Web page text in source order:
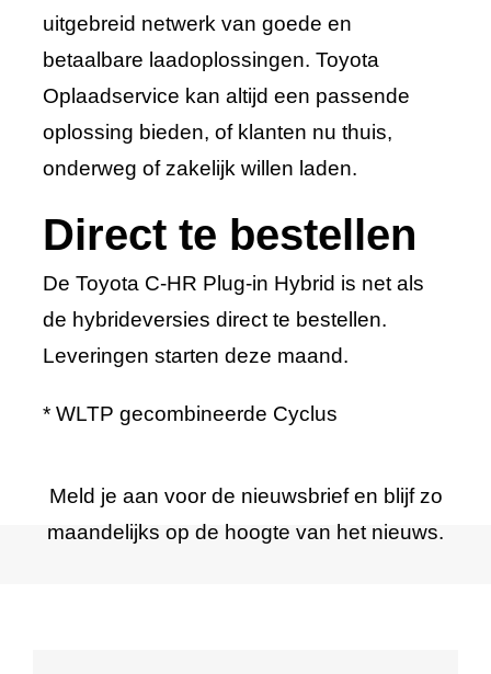
uitgebreid netwerk van goede en
betaalbare laadoplossingen. Toyota
Oplaadservice kan altijd een passende
oplossing bieden, of klanten nu thuis,
onderweg of zakelijk willen laden.
Direct te bestellen
De Toyota C-HR Plug-in Hybrid is net als
de hybrideversies direct te bestellen.
Leveringen starten deze maand.
* WLTP gecombineerde Cyclus
Meld je aan voor de nieuwsbrief en blijf zo
maandelijks op de hoogte van het nieuws.